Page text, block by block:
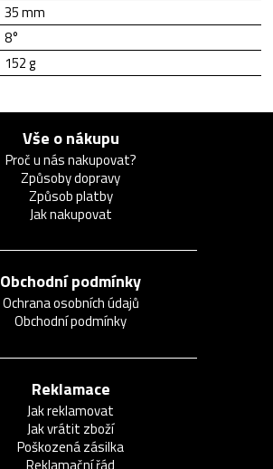
35 mm
8°
152 g
Vše o nákupu
Proč u nás nakupovat?
Způsoby dopravy
Způsob platby
Jak nakupovat
Obchodní podmínky
Ochrana osobních údajů
Obchodní podmínky
Reklamace
Jak reklamovat
Jak vrátit zboží
Poškozená zásilka
Reklamační řád